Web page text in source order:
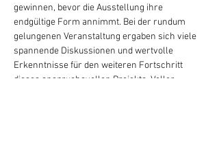
gewinnen, bevor die Ausstellung ihre
endgültige Form annimmt. Bei der rundum
gelungenen Veranstaltung ergaben sich viele
spannende Diskussionen und wertvolle
Erkenntnisse für den weiteren Fortschritt
dieses anspruchsvollen Projekts. Voller